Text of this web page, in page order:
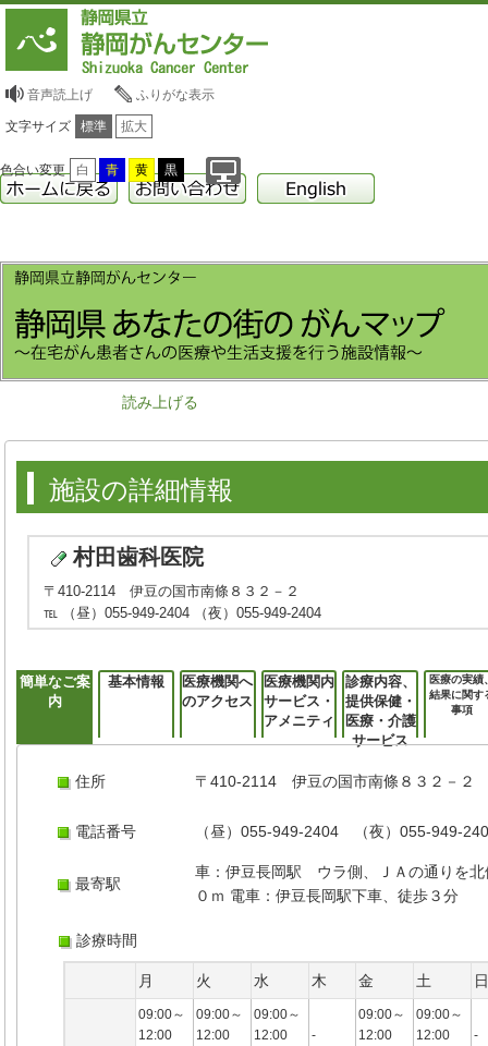
音声読上げ ふりがな表示
文字サイズ 標準 拡大
色合い変更 白 青 黄 黒
読み上げる
施設の詳細情報
村田歯科医院
〒410-2114 伊豆の国市南條８３２－２
℡ （昼）055-949-2404 （夜）055-949-2404
簡単なご案
内
基本情報
医療機関へ
のアクセス
医療機関内
サービス・
アメニティ
診療内容、
提供保健・
医療・介護
サービス
医療の実績
結果に関す
事項
住所 〒410-2114 伊豆の国市南條８３２－２
電話番号 （昼）055-949-2404 （夜）055-949-
最寄駅
車：伊豆長岡駅 ウラ側、ＪＡの通りを北
０ｍ 電車：伊豆長岡駅下車、徒歩３分
診療時間
月 火 水 木 金 土
09:00～
12:00
09:00～
12:00
09:00～
12:00
-
09:00～
12:00
09:00～
12:00
-